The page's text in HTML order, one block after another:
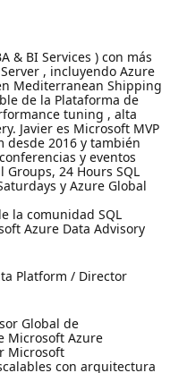
& BI Services ) con más
, incluyendo Azure
Mediterranean Shipping
de la Plataforma de
tuning , alta
Javier es Microsoft MVP
desde 2016 y también
y eventos
Groups, 24 Hours SQL
y Azure Global
la comunidad SQL
Azure Data Advisory
Platform / Director
Global de
Microsoft Azure
Microsoft
con arquitectura